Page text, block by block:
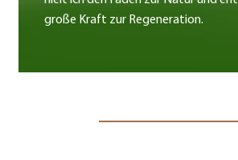
große Kraft zur Regeneration.